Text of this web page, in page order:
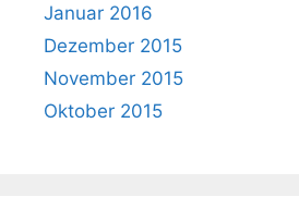
Januar 2016
Dezember 2015
November 2015
Oktober 2015